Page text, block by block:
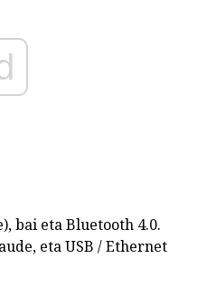
bai eta Bluetooth 4.0.
eta USB / Ethernet